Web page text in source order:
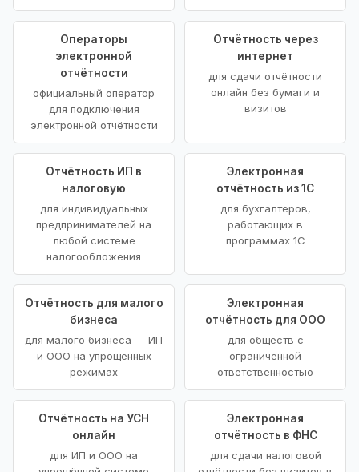
Операторы
электронной
отчётности
официальный оператор
для подключения
электронной отчётности
Отчётность через
интернет
для сдачи отчётности
онлайн без бумаги и
визитов
Отчётность ИП в
налоговую
для индивидуальных
предпринимателей на
любой системе
налогообложения
Электронная
отчётность из 1С
для бухгалтеров,
работающих в
программах 1С
Отчётность для малого
бизнеса
для малого бизнеса — ИП
и ООО на упрощённых
режимах
Электронная
отчётность для ООО
для обществ с
ограниченной
ответственностью
Отчётность на УСН
онлайн
для ИП и ООО на
Электронная
отчётность в ФНС
для сдачи налоговой